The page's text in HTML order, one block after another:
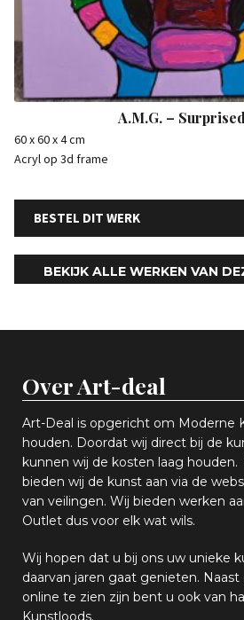
A.M.G. –
60 x 60 x 4 cm
Acryl op 3d frame
BESTEL DIT WERK
BEKIJK ALLE WERKEN VAN
Over Art-deal
Art-Deal is opgericht om Moderne
houden. Doordat wij direct bij de
kunnen wij de kosten laag
bieden wij de kunst aan via de
van veilingen. Wij bieden werken
Outlet dus voor elk wat wils.
Wij hopen dat u bij ons uw unieke
daarvan jaren gaat genieten.
online te zien zijn bent u ook van
Kunstloods.